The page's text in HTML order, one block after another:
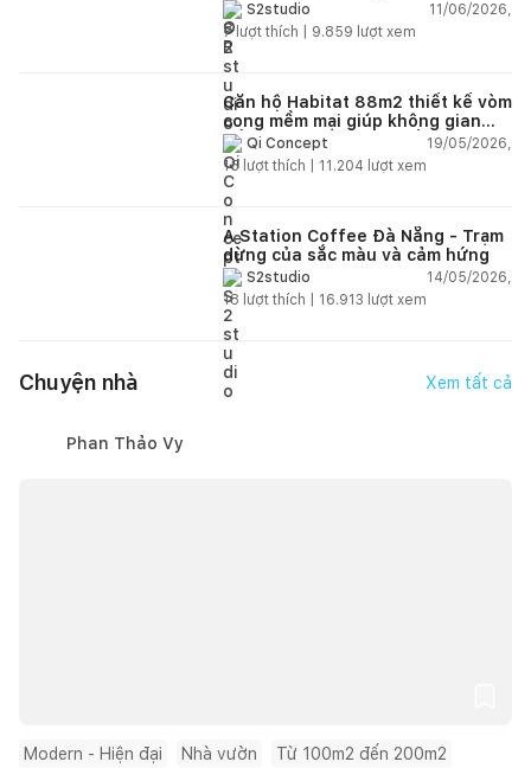
phong cách công nghiệp hiện đại
ngập tràn ánh sáng tự nhiên
S2studio
11/06/2026,
7lượt thích | 9.859 lượt xem
Căn hộ Habitat 88m2 thiết kế vòm
cong mềm mại giúp không gian
sống hiện đại trở nên ấm áp hơn
Qi Concept
19/05/2026,
15 lượt thích | 11.204 lượt xem
A Station Coffee Đà Nẵng - Trạm
dừng của sắc màu và cảm hứng
S2studio
14/05/2026,
18 lượt thích | 16.913 lượt xem
Chuyện nhà Xem tất cả
Phan Thảo Vy
Modern - Hiện đại Nhà vườn Từ 100m2 đến 200m2